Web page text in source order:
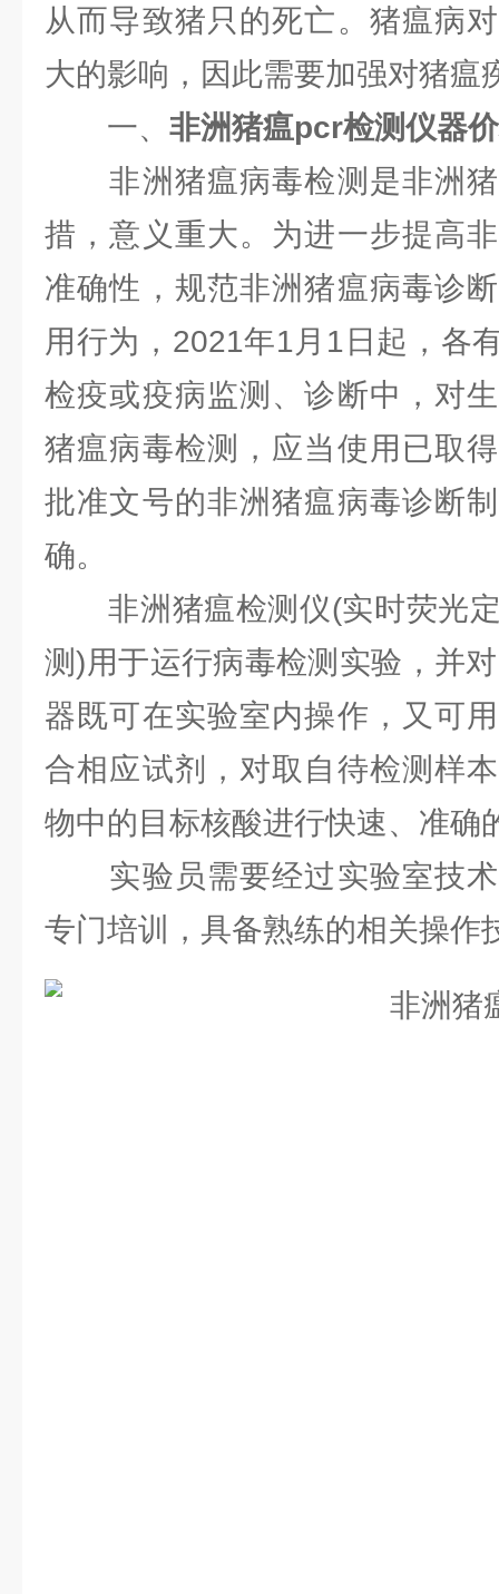
从而导致猪只的死亡。猪瘟病
大的影响，因此需要加强对猪瘟
一、 非洲猪瘟pcr检测仪器
非洲猪瘟病毒检测是非洲猪
措，意义重大。为进一步提高
准确性，规范非洲猪瘟病毒诊
用行为，2021年1月1日起，各
检疫或疫病监测、诊断中，对
猪瘟病毒检测，应当使用已取
批准文号的非洲猪瘟病毒诊断
确。
非洲猪瘟检测仪(实时荧光定
测)用于运行病毒检测实验，并
器既可在实验室内操作，又可
合相应试剂，对取自待检测样
物中的目标核酸进行快速、准确
实验员需要经过实验室技术
专门培训，具备熟练的相关操作